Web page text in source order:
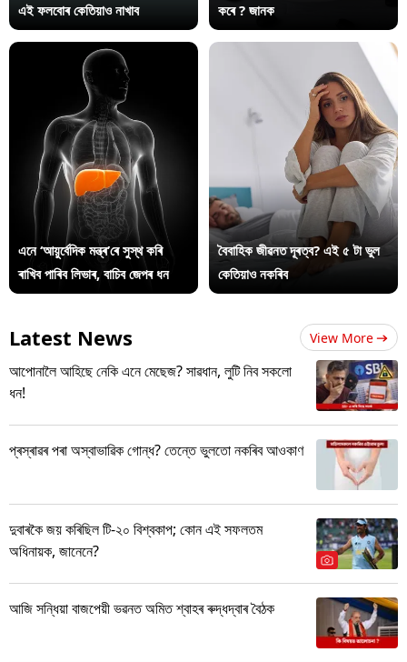
এই ফলবোৰ কেতিয়াও নাখাব
কৰে ? জানক
এনে ‘আয়ুৰ্বেদিক মন্ত্ৰ’ৰে সুস্থ কৰি
ৰাখিব পাৰিব লিভাৰ, বাচিব জেপৰ ধন
বৈবাহিক জীৱনত দূৰত্ব? এই ৫ টা ভুল
কেতিয়াও নকৰিব
Latest News View More
আপোনালৈ আহিছে নেকি এনে মেছেজ? সাৱধান, লুটি নিব সকলো
ধন!
প্ৰস্ৰাৱৰ পৰা অস্বাভাৱিক গোন্ধ? তেন্তে ভুলতো নকৰিব আওকাণ
দুবাৰকৈ জয় কৰিছিল টি-২০ বিশ্বকাপ; কোন এই সফলতম
অধিনায়ক, জানেনে?
আজি সন্ধিয়া বাজপেয়ী ভৱনত অমিত শ্বাহৰ ৰুদ্ধদ্বাৰ বৈঠক